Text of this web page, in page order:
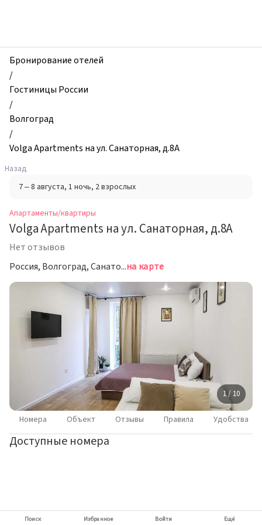
и
квартиры,
Volga
Apartments
на
ул.
Санаторная,
д.8А,
Волгоград,
Россия
Бронирование отелей
/
Гостиницы России
/
Волгоград
/
Volga Apartments на ул. Санаторная, д.8А
Назад
7 – 8 августа, 1 ночь, 2 взрослых
Апартаменты/квартиры
Volga Apartments на ул. Санаторная, д.8А
Нет отзывов
Россия, Волгоград, Санаторная улица, 8Ана карте
1 / 10
Номера Объект Отзывы Правила Удобства
Доступные номера
Поиск Избранное Войти Ещё